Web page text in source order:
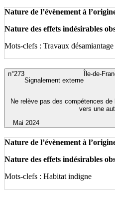
Nature de l’évènement à
Nature des effets indésirables
Mots-clefs : Travaux désamiantage
Mai 2024
Ne relève pas des compétences
vers une
Île-de-
Signalement externe
n°273
Nature de l’évènement à
Nature des effets indésirables
Mots-clefs : Habitat indigne